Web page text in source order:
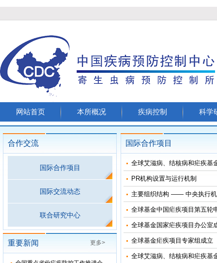
网站首页 本所概况 疾病控制 科学
合作交流
国际合作项目
国际交流动态
联合研究中心
重要新闻 更多>
国际合作项目
全球艾滋病、结核病和疟疾基
PR机构设置与运行机制
主要组织结构 —— 中央执行
全球基金中国疟疾项目第五轮
全球基金国家疟疾项目办公室
全球基金疟疾项目专家组成立
全球艾滋病、结核病和疟疾基